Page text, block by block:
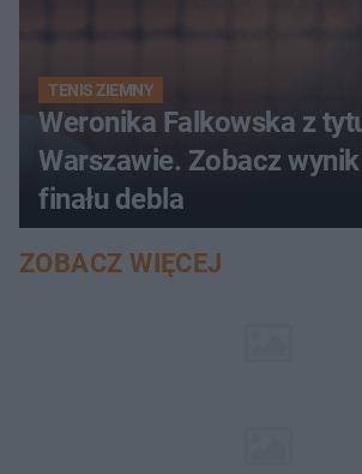
TENIS ZIEMNY
Weronika Falkowska z
Warszawie. Zobacz
finału debla
ZOBACZ WIĘCEJ